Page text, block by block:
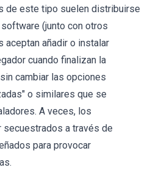
de este tipo suelen distribuirse
(junto con otros
aceptan añadir o instalar
cuando finalizan la
cambiar las opciones
o similares que se
A veces, los
secuestrados a través de
para provocar